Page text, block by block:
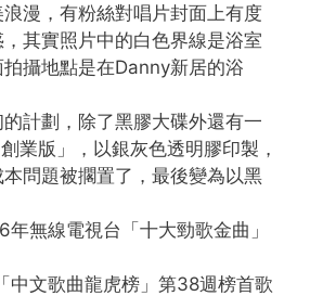
浪漫，有粉絲對唱片封面上有度
其實照片中的白色界線是浴室
攝地點是在Danny新居的浴
的計劃，除了黑膠大碟外還有一
業版」，以銀灰色透明膠印製，
問題被擱置了，最後變為以黑
年無線電視台「十大勁歌金曲」
中文歌曲龍虎榜」第38週榜首歌